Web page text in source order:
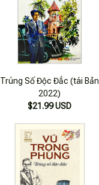
Trúng Số Độc Đắc (tái Bản
2022)
$21.99 USD